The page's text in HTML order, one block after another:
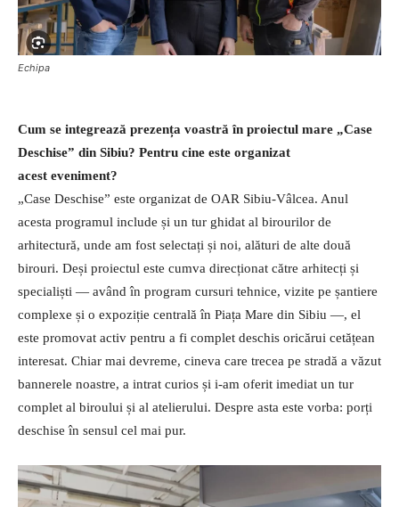
Echipa
Cum se integrează prezența voastră în proiectul mare „Case
Deschise” din Sibiu? Pentru cine este organizat
acest eveniment?
„Case Deschise” este organizat de OAR Sibiu-Vâlcea. Anul
acesta programul include și un tur ghidat al birourilor de
arhitectură, unde am fost selectați și noi, alături de alte două
birouri. Deși proiectul este cumva direcționat către arhitecți și
specialiști — având în program cursuri tehnice, vizite pe șantiere
complexe și o expoziție centrală în Piața Mare din Sibiu —, el
este promovat activ pentru a fi complet deschis oricărui cetățean
interesat. Chiar mai devreme, cineva care trecea pe stradă a văzut
bannerele noastre, a intrat curios și i-am oferit imediat un tur
complet al biroului și al atelierului. Despre asta este vorba: porți
deschise în sensul cel mai pur.